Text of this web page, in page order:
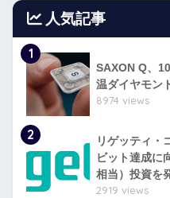
人気記事
1
SAXON Q、
温ダイヤモン
8974 views
2
リゲッティ・
ビット達成に
相当）投資を
2919 views